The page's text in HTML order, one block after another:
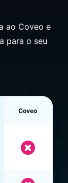
ao Coveo e
para o seu
Coveo